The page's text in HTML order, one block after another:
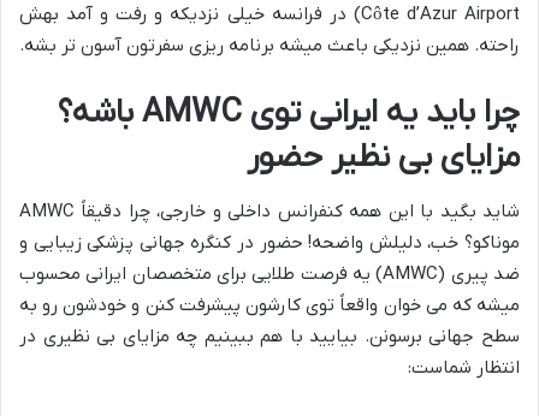
Côte d’Azur Airport) در فرانسه خیلی نزدیکه و رفت و آمد بهش
راحته. همین نزدیکی باعث میشه برنامه ریزی سفرتون آسون تر بشه.
چرا باید یه ایرانی توی AMWC باشه؟
مزایای بی نظیر حضور
شاید بگید با این همه کنفرانس داخلی و خارجی، چرا دقیقاً AMWC
موناکو؟ خب، دلیلش واضحه! حضور در کنگره جهانی پزشکی زیبایی و
ضد پیری (AMWC) یه فرصت طلایی برای متخصصان ایرانی محسوب
میشه که می خوان واقعاً توی کارشون پیشرفت کنن و خودشون رو به
سطح جهانی برسونن. بیایید با هم ببینیم چه مزایای بی نظیری در
انتظار شماست: